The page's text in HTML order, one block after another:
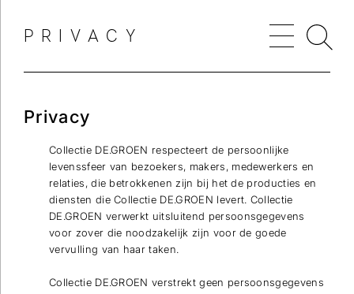
PRIVACY
Privacy
Collectie DE.GROEN respecteert de persoonlijke
levenssfeer van bezoekers, makers, medewerkers en
relaties, die betrokkenen zijn bij het de producties en
diensten die Collectie DE.GROEN levert. Collectie
DE.GROEN verwerkt uitsluitend persoonsgegevens
voor zover die noodzakelijk zijn voor de goede
vervulling van haar taken.
Collectie DE.GROEN verstrekt geen persoonsgegevens